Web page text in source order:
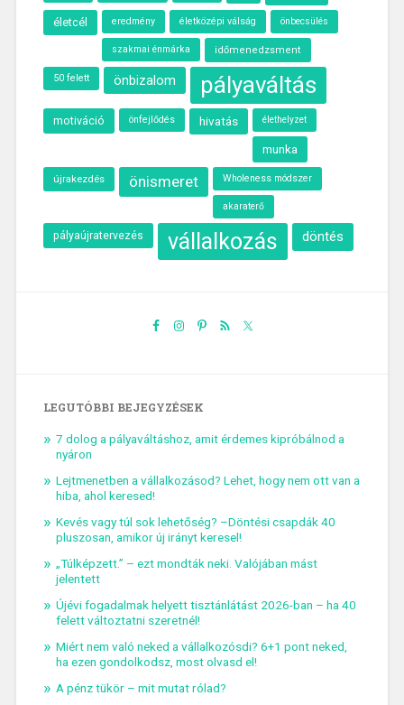
életcél eredmény életközépi válság önbecsülés
szakmai énmárka időmenedzsment
50 felett önbizalom pályaváltás
motiváció önfejlődés hivatás élethelyzet
munka
újrakezdés önismeret Wholeness módszer
akaraterő
pályaújratervezés vállalkozás döntés
LEGUTÓBBI BEJEGYZÉSEK
7 dolog a pályaváltáshoz, amit érdemes kipróbálnod a
nyáron
Lejtmenetben a vállalkozásod? Lehet, hogy nem ott van a
hiba, ahol keresed!
Kevés vagy túl sok lehetőség? –Döntési csapdák 40
pluszosan, amikor új irányt keresel!
„Túlképzett.” – ezt mondták neki. Valójában mást
jelentett
Újévi fogadalmak helyett tisztánlátást 2026-ban – ha 40
felett változtatni szeretnél!
Miért nem való neked a vállalkozósdi? 6+1 pont neked,
ha ezen gondolkodsz, most olvasd el!
A pénz tükör – mit mutat rólad?